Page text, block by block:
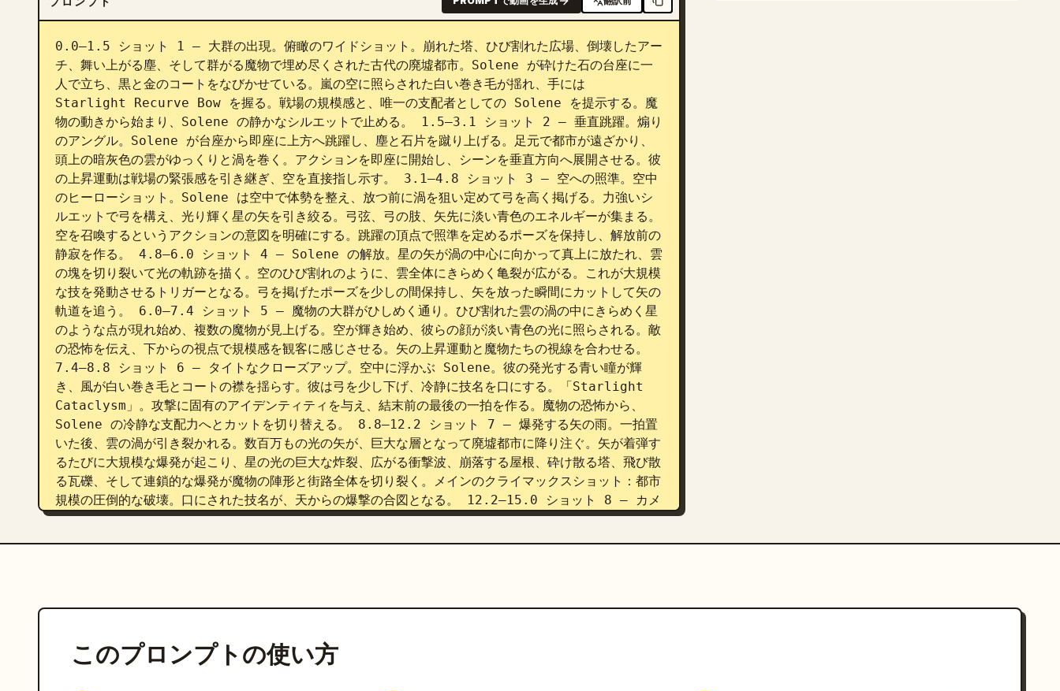
0.0–1.5 ショット 1 — 大群の出現。俯瞰のワイドショット。崩れた塔、ひび割れた広場、倒壊したアー
チ、舞い上がる塵、そして群がる魔物で埋め尽くされた古代の廃墟都市。Solene が砕けた石の台座に一
人で立ち、黒と金のコートをなびかせている。嵐の空に照らされた白い巻き毛が揺れ、手には
Starlight Recurve Bow を握る。戦場の規模感と、唯一の支配者としての Solene を提示する。魔
物の動きから始まり、Solene の静かなシルエットで止める。 1.5–3.1 ショット 2 — 垂直跳躍。煽り
のアングル。Solene が台座から即座に上方へ跳躍し、塵と石片を蹴り上げる。足元で都市が遠ざかり、
頭上の暗灰色の雲がゆっくりと渦を巻く。アクションを即座に開始し、シーンを垂直方向へ展開させる。彼
の上昇運動は戦場の緊張感を引き継ぎ、空を直接指し示す。 3.1–4.8 ショット 3 — 空への照準。空中
のヒーローショット。Solene は空中で体勢を整え、放つ前に渦を狙い定めて弓を高く掲げる。力強いシ
ルエットで弓を構え、光り輝く星の矢を引き絞る。弓弦、弓の肢、矢先に淡い青色のエネルギーが集まる。
空を召喚するというアクションの意図を明確にする。跳躍の頂点で照準を定めるポーズを保持し、解放前の
静寂を作る。 4.8–6.0 ショット 4 — Solene の解放。星の矢が渦の中心に向かって真上に放たれ、雲
の塊を切り裂いて光の軌跡を描く。空のひび割れのように、雲全体にきらめく亀裂が広がる。これが大規模
な技を発動させるトリガーとなる。弓を掲げたポーズを少しの間保持し、矢を放った瞬間にカットして矢の
軌道を追う。 6.0–7.4 ショット 5 — 魔物の大群がひしめく通り。ひび割れた雲の渦の中にきらめく星
のような点が現れ始め、複数の魔物が見上げる。空が輝き始め、彼らの顔が淡い青色の光に照らされる。敵
の恐怖を伝え、下からの視点で規模感を観客に感じさせる。矢の上昇運動と魔物たちの視線を合わせる。
7.4–8.8 ショット 6 — タイトなクローズアップ。空中に浮かぶ Solene。彼の発光する青い瞳が輝
き、風が白い巻き毛とコートの襟を揺らす。彼は弓を少し下げ、冷静に技名を口にする。「Starlight
Cataclysm」。攻撃に固有のアイデンティティを与え、結末前の最後の一拍を作る。魔物の恐怖から、
Solene の冷静な支配力へとカットを切り替える。 8.8–12.2 ショット 7 — 爆発する矢の雨。一拍置
いた後、雲の渦が引き裂かれる。数百万もの光の矢が、巨大な層となって廃墟都市に降り注ぐ。矢が着弾す
るたびに大規模な爆発が起こり、星の光の巨大な炸裂、広がる衝撃波、崩落する屋根、砕け散る塔、飛び散
る瓦礫、そして連鎖的な爆発が魔物の陣形と街路全体を切り裂く。メインのクライマックスショット：都市
規模の圧倒的な破壊。口にされた技名が、天からの爆撃の合図となる。 12.2–15.0 ショット 8 — カメ
ラが大きく引き、極端なワイドショットへ。古代の廃墟都市全体が天からの爆発的な衝撃に飲み込まれ、魔
このプロンプトの使い方